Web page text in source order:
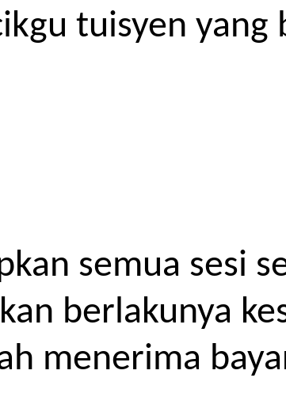
tuisyen yang
semua sesi
berlakunya
menerima